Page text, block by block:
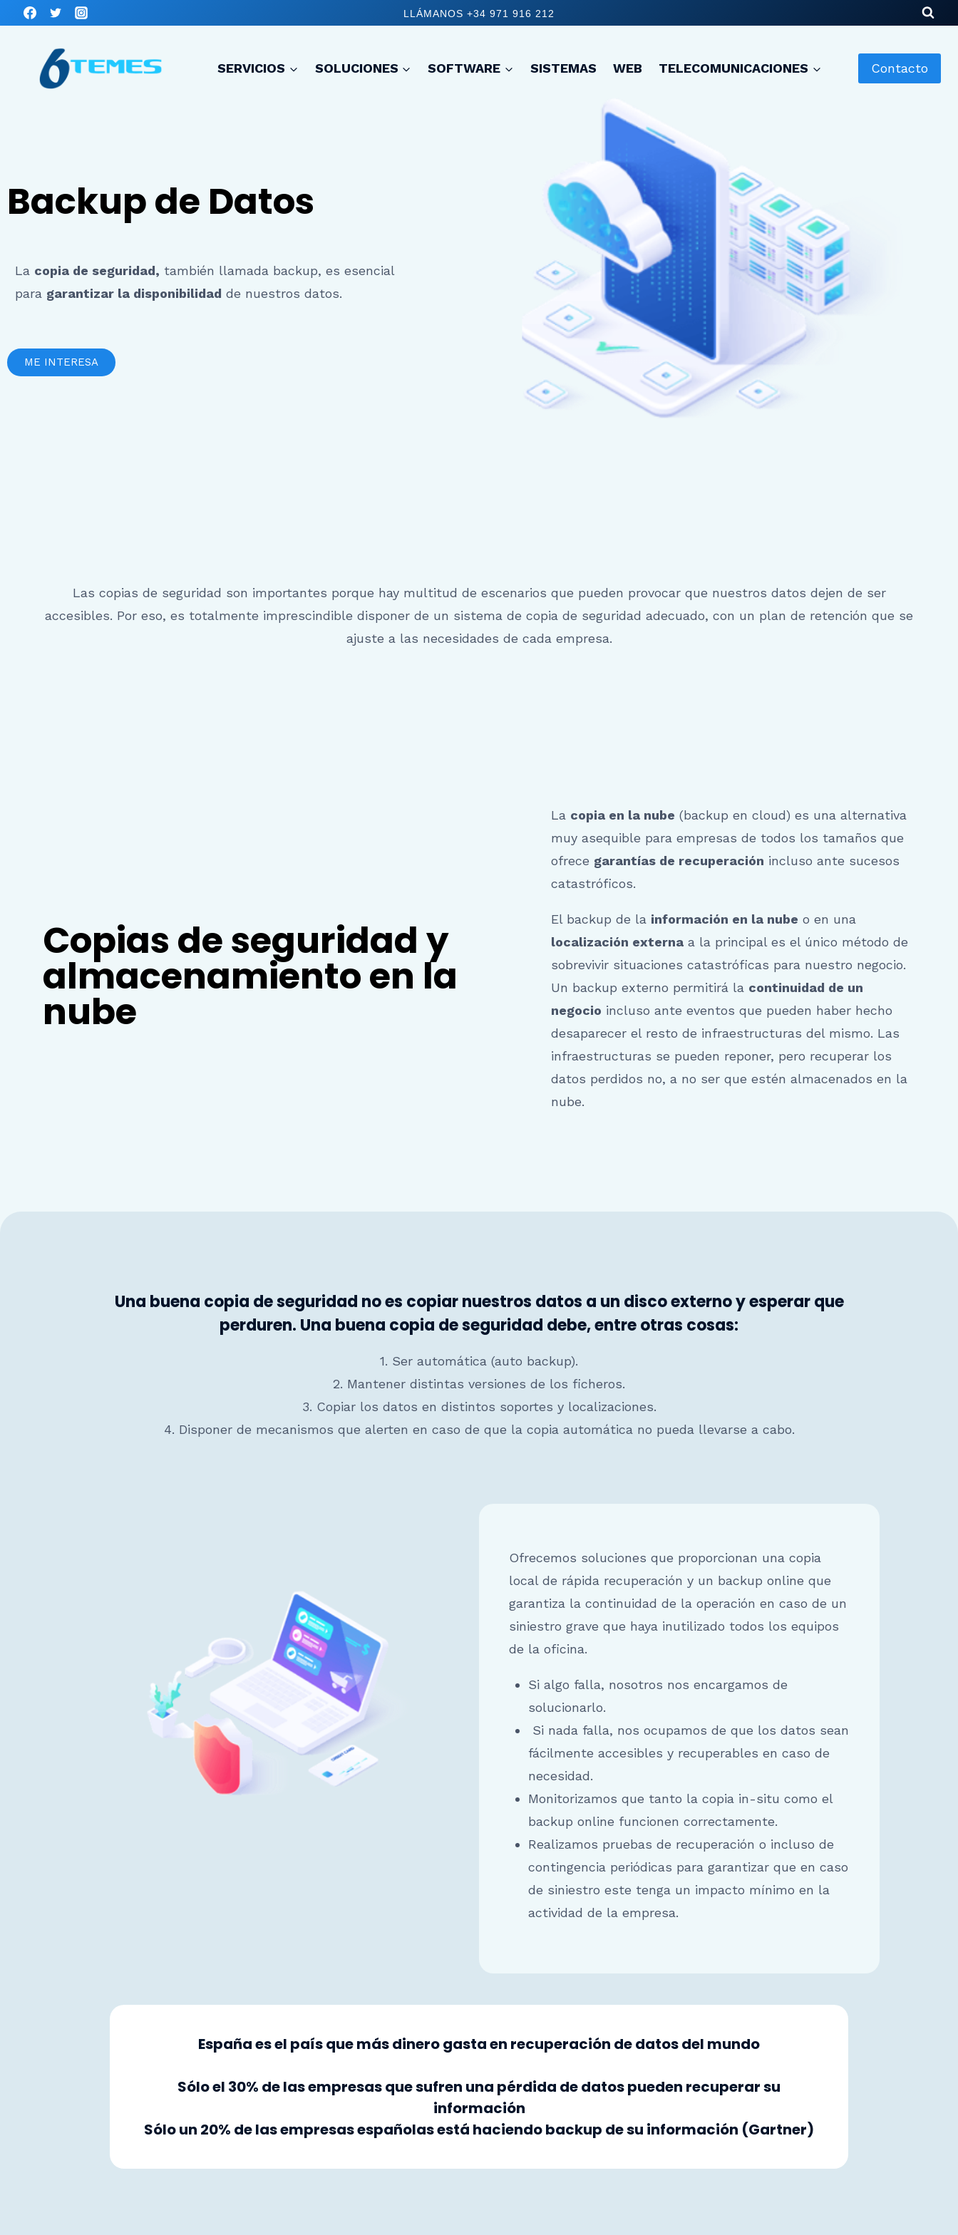
LLÁMANOS +34 971 916 212
SERVICIOS SOLUCIONES SOFTWARE SISTEMAS WEB TELECOMUNICACIONES Contacto
Backup de Datos
La copia de seguridad, también llamada backup, es esencial
para garantizar la disponibilidad de nuestros datos.
ME INTERESA
Las copias de seguridad son importantes porque hay multitud de escenarios que pueden provocar que nuestros datos dejen de ser
accesibles. Por eso, es totalmente imprescindible disponer de un sistema de copia de seguridad adecuado, con un plan de retención que se
ajuste a las necesidades de cada empresa.
Copias de seguridad y
almacenamiento en la
nube
La copia en la nube (backup en cloud) es una alternativa
muy asequible para empresas de todos los tamaños que
ofrece garantías de recuperación incluso ante sucesos
catastróficos.
El backup de la información en la nube o en una
localización externa a la principal es el único método de
sobrevivir situaciones catastróficas para nuestro negocio.
Un backup externo permitirá la continuidad de un
negocio incluso ante eventos que pueden haber hecho
desaparecer el resto de infraestructuras del mismo. Las
infraestructuras se pueden reponer, pero recuperar los
datos perdidos no, a no ser que estén almacenados en la
nube.
Una buena copia de seguridad no es copiar nuestros datos a un disco externo y esperar que
perduren. Una buena copia de seguridad debe, entre otras cosas:
1. Ser automática (auto backup).
2. Mantener distintas versiones de los ficheros.
3. Copiar los datos en distintos soportes y localizaciones.
4. Disponer de mecanismos que alerten en caso de que la copia automática no pueda llevarse a cabo.
Ofrecemos soluciones que proporcionan una copia
local de rápida recuperación y un backup online que
garantiza la continuidad de la operación en caso de un
siniestro grave que haya inutilizado todos los equipos
de la oficina.
Si algo falla, nosotros nos encargamos de
solucionarlo.
Si nada falla, nos ocupamos de que los datos sean
fácilmente accesibles y recuperables en caso de
necesidad.
Monitorizamos que tanto la copia in-situ como el
backup online funcionen correctamente.
Realizamos pruebas de recuperación o incluso de
contingencia periódicas para garantizar que en caso
de siniestro este tenga un impacto mínimo en la
actividad de la empresa.
España es el país que más dinero gasta en recuperación de datos del mundo
Sólo el 30% de las empresas que sufren una pérdida de datos pueden recuperar su
información
Sólo un 20% de las empresas españolas está haciendo backup de su información (Gartner)